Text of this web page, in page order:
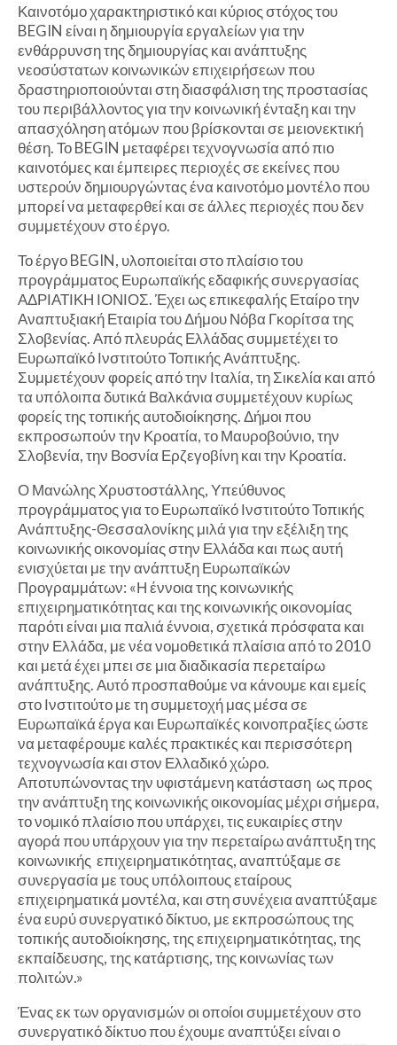
Καινοτόμο χαρακτηριστικό και κύριος στόχος του
BEGIN είναι η δημιουργία εργαλείων για την
ενθάρρυνση της δημιουργίας και ανάπτυξης
νεοσύστατων κοινωνικών επιχειρήσεων που
δραστηριοποιούνται στη διασφάλιση της προστασίας
του περιβάλλοντος για την κοινωνική ένταξη και την
απασχόληση ατόμων που βρίσκονται σε μειονεκτική
θέση. Το BEGIN μεταφέρει τεχνογνωσία από πιο
καινοτόμες και έμπειρες περιοχές σε εκείνες που
υστερούν δημιουργώντας ένα καινοτόμο μοντέλο που
μπορεί να μεταφερθεί και σε άλλες περιοχές που δεν
συμμετέχουν στο έργο.
Το έργο BEGIN, υλοποιείται στο πλαίσιο του
προγράμματος Ευρωπαϊκής εδαφικής συνεργασίας
ΑΔΡΙΑΤΙΚΗ ΙΟΝΙΟΣ. Έχει ως επικεφαλής Εταίρο την
Αναπτυξιακή Εταιρία του Δήμου Νόβα Γκορίτσα της
Σλοβενίας. Από πλευράς Ελλάδας συμμετέχει το
Ευρωπαϊκό Ινστιτούτο Τοπικής Ανάπτυξης.
Συμμετέχουν φορείς από την Ιταλία, τη Σικελία και από
τα υπόλοιπα δυτικά Βαλκάνια συμμετέχουν κυρίως
φορείς της τοπικής αυτοδιοίκησης. Δήμοι που
εκπροσωπούν την Κροατία, το Μαυροβούνιο, την
Σλοβενία, την Βοσνία Ερζεγοβίνη και την Κροατία.
Ο Μανώλης Χρυστοστάλλης, Υπεύθυνος
προγράμματος για το Ευρωπαϊκό Ινστιτούτο Τοπικής
Ανάπτυξης-Θεσσαλονίκης μιλά για την εξέλιξη της
κοινωνικής οικονομίας στην Ελλάδα και πως αυτή
ενισχύεται με την ανάπτυξη Ευρωπαϊκών
Προγραμμάτων: «Η έννοια της κοινωνικής
επιχειρηματικότητας και της κοινωνικής οικονομίας
παρότι είναι μια παλιά έννοια, σχετικά πρόσφατα και
στην Ελλάδα, με νέα νομοθετικά πλαίσια από το 2010
και μετά έχει μπει σε μια διαδικασία περεταίρω
ανάπτυξης. Αυτό προσπαθούμε να κάνουμε και εμείς
στο Ινστιτούτο με τη συμμετοχή μας μέσα σε
Ευρωπαϊκά έργα και Ευρωπαϊκές κοινοπραξίες ώστε
να μεταφέρουμε καλές πρακτικές και περισσότερη
τεχνογνωσία και στον Ελλαδικό χώρο.
Αποτυπώνοντας την υφιστάμενη κατάσταση ως προς
την ανάπτυξη της κοινωνικής οικονομίας μέχρι σήμερα,
το νομικό πλαίσιο που υπάρχει, τις ευκαιρίες στην
αγορά που υπάρχουν για την περεταίρω ανάπτυξη της
κοινωνικής επιχειρηματικότητας, αναπτύξαμε σε
συνεργασία με τους υπόλοιπους εταίρους
επιχειρηματικά μοντέλα, και στη συνέχεια αναπτύξαμε
ένα ευρύ συνεργατικό δίκτυο, με εκπροσώπους της
τοπικής αυτοδιοίκησης, της επιχειρηματικότητας, της
εκπαίδευσης, της κατάρτισης, της κοινωνίας των
πολιτών.»
Ένας εκ των οργανισμών οι οποίοι συμμετέχουν στο
συνεργατικό δίκτυο που έχουμε αναπτύξει είναι ο